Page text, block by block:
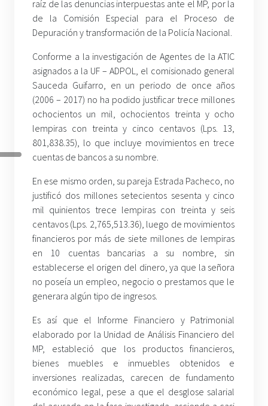
raíz de las denuncias interpuestas ante el MP, por la
de la Comisión Especial para el Proceso de
Depuración y transformación de la Policía Nacional.
Conforme a la investigación de Agentes de la ATIC
asignados a la UF – ADPOL, el comisionado general
Sauceda Guifarro, en un periodo de once años
(2006 – 2017) no ha podido justificar trece millones
ochocientos un mil, ochocientos treinta y ocho
lempiras con treinta y cinco centavos (Lps. 13,
801,838.35), lo que incluye movimientos en trece
cuentas de bancos a su nombre.
En ese mismo orden, su pareja Estrada Pacheco, no
justificó dos millones setecientos sesenta y cinco
mil quinientos trece lempiras con treinta y seis
centavos (Lps. 2,765,513.36), luego de movimientos
financieros por más de siete millones de lempiras
en 10 cuentas bancarias a su nombre, sin
establecerse el origen del dinero, ya que la señora
no poseía un empleo, negocio o prestamos que le
generara algún tipo de ingresos.
Es así que el Informe Financiero y Patrimonial
elaborado por la Unidad de Análisis Financiero del
MP, estableció que los productos financieros,
bienes muebles e inmuebles obtenidos e
inversiones realizadas, carecen de fundamento
económico legal, pese a que el desglose salarial